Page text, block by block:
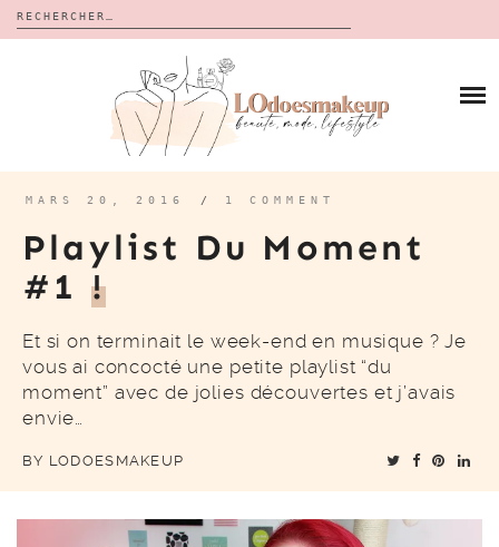
Rechercher :
CALENDRIERS DE L’AVENT
BON PLAN
À PROPOS
CONTACT
MARS 20, 2016 / 1 COMMENT
Playlist Du Moment
#1 !
Et si on terminait le week-end en musique ? Je
vous ai concocté une petite playlist “du
moment” avec de jolies découvertes et j’avais
envie…
BY LODOESMAKEUP